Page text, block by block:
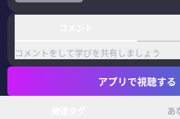
コメントをして学びを共有しましょう
アプリで視聴する
あ